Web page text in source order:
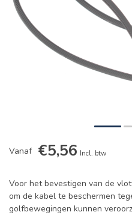
Vanaf €5,56 Incl. btw
Voor het bevestigen van de
om de kabel te beschermen
golfbewegingen kunnen